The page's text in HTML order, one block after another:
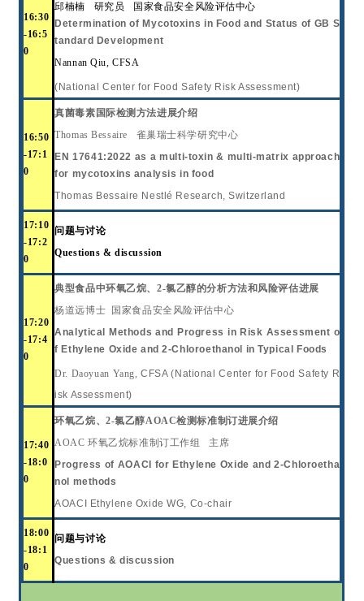
16:30
-16:5
0
邱楠楠
研究员
国家食品安全风险评估中心
Determination of Mycotoxins in Food and Status of GB S
tandard Development
Nannan Qiu, CFSA
(National Center for Food Safety Risk Assessment)
16:50
-17:1
0
真菌毒素国际检测方法进展介绍
Thomas Bessaire 雀巢瑞士科学研究中心
EN 17641:2022 as a multi-toxin & multi-matrix approach
for mycotoxins analysis in food
Thomas Bessaire Nestlé Research, Switzerland
17: 10
-17:2
0
问题与讨论
Questions & discussion
17:20
-17:4
0
典型食品中环氧乙烷、 2-氯乙醇的分析方法和风险评估进展
杨道远博士
国家食品安全风险评估中心
Analytical Methods and Progress in Risk Assessment o
f Ethylene Oxide and 2-Chloroethanol in Typical Foods
Dr. Daoyuan Yang,CFSA (National Center for Food Safety R
isk Assessment)
17:40
-18:0
0
环氧乙烷、2-氯乙醇AOAC检测标准制订进展介绍
AOAC 环氧乙烷标准制订工作组 主席
Progress of AOACI for Ethylene Oxide and 2-Chloroetha
nol methods
AOACI Ethylene Oxide WG, Co-chair
18:00
-18:1
0
问题与讨论
Questions & discussion